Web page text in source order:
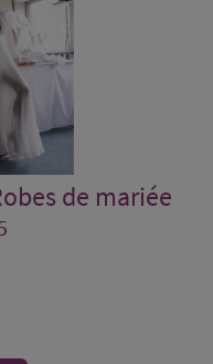
de mariée